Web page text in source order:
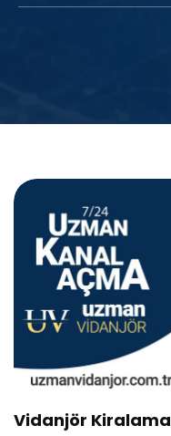
Vidanjör